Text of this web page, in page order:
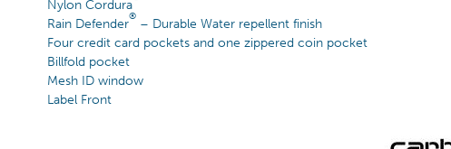
Nylon Cordura
Rain Defender
®
– Durable Water repellent finish
Four credit card pockets and one zippered coin pocket
Billfold pocket
Mesh ID window
Label Front